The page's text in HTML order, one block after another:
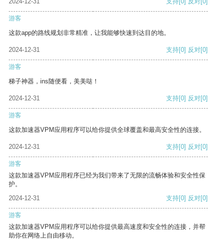
游客
这款app的路线规划非常精准，让我能够快速到达目的地。
2024-12-31 支持[0] 反对[0]
游客
梯子神器，ins随便看，美美哒！
2024-12-31 支持[0] 反对[0]
游客
这款加速器VPM应用程序可以给你提供全球覆盖和最高安全性的连接。
2024-12-31 支持[0] 反对[0]
游客
这款加速器VPM应用程序已经为我们带来了无限的流畅体验和安全性保
护。
2024-12-31
支持[0] 反对[0]
游客
这款加速器VPM应用程序可以给你提供最高速度和安全性的连接，并帮
助你在网络上自由移动。